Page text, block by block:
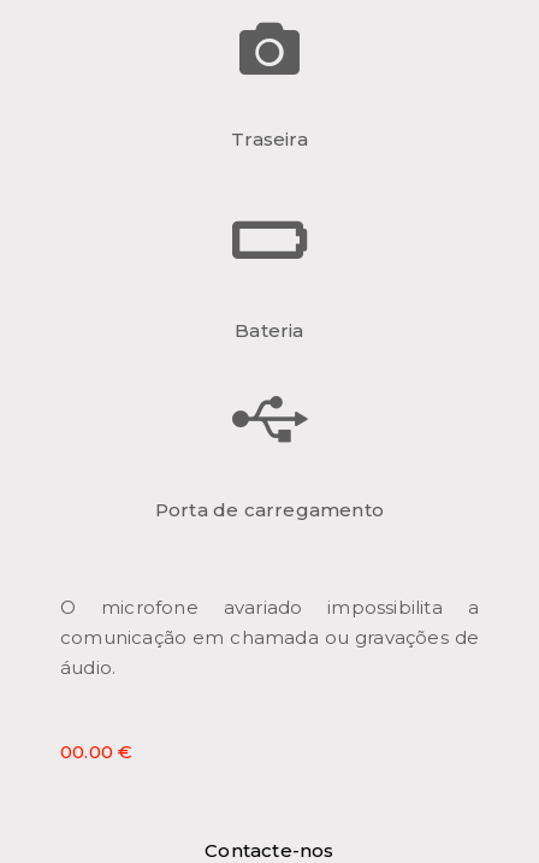
Traseira
Bateria
Porta de carregamento
O microfone avariado impossibilita a
comunicação em chamada ou gravações de
áudio.
00.00 €
Contacte-nos